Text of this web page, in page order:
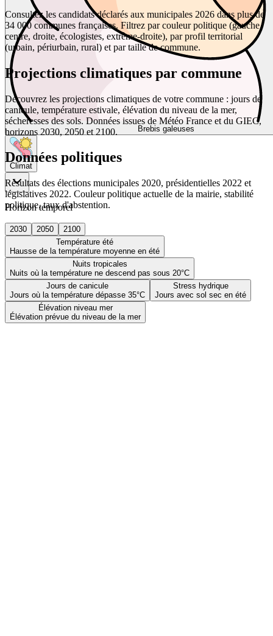
Brebis galeuses
Climat
Horizon temporel
2030 2050
2100
Température été
Hausse de la température moyenne en été
Nuits tropicales
Nuits où la température ne descend pas sous 20°C
Jours de canicule
Jours où la température dépasse 35°C
Stress hydrique
Jours avec sol sec en été
Élévation niveau mer
Élévation prévue du niveau de la mer
Consultez les candidats déclarés aux municipales 2026 dans plus de
34 000 communes françaises. Filtrez par couleur politique (gauche,
centre, droite, écologistes, extrême-droite), par profil territorial
(urbain, périurbain, rural) et par taille de commune.
Projections climatiques par commune
Découvrez les projections climatiques de votre commune : jours de
canicule, température estivale, élévation du niveau de la mer,
sécheresses des sols. Données issues de Météo France et du GIEC,
horizons 2030, 2050 et 2100.
Données politiques
Résultats des élections municipales 2020, présidentielles 2022 et
législatives 2022. Couleur politique actuelle de la mairie, stabilité
politique, taux d'abstention.